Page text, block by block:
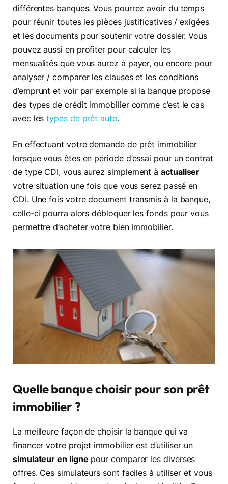
différentes banques. Vous pourrez avoir du temps
pour réunir toutes les pièces justificatives / exigées
et les documents pour soutenir votre dossier. Vous
pouvez aussi en profiter pour calculer les
mensualités que vous aurez à payer, ou encore pour
analyser / comparer les clauses et les conditions
d’emprunt et voir par exemple si la banque propose
des types de crédit immobilier comme c’est le cas
avec lestypes de prêt auto.
En effectuant votre demande de prêt immobilier
lorsque vous êtes en période d’essai pour un contrat
de type CDI, vous aurez simplement àactualiser
votre situation une fois que vous serez passé en
CDI. Une fois votre document transmis à la banque,
celle-ci pourra alors débloquer les fonds pour vous
permettre d’acheter votre bien immobilier.
Quelle banque choisir pour son prêt
immobilier ?
La meilleure façon de choisir la banque qui va
financer votre projet immobilier est d’utiliser un
simulateur en ligne pour comparer les diverses
offres. Ces simulateurs sont faciles à utiliser et vous